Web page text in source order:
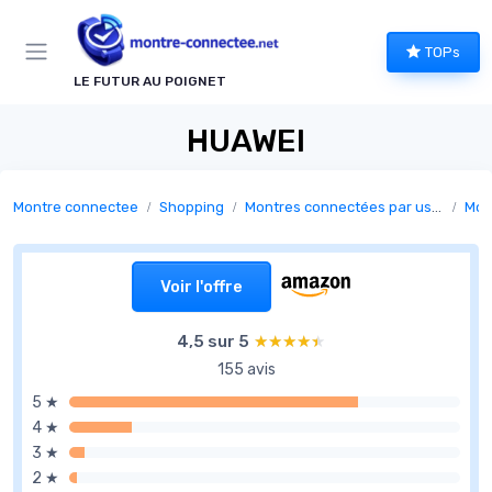
LE FUTUR AU POIGNET
TOPs
HUAWEI
Montre connectee Shopping Montres connectées par usage
Voir l'offre
4,5 sur 5 ★★★★★
★★★★★
155 avis
5 ★
4 ★
3 ★
2 ★
Panneau de gestion des cookies